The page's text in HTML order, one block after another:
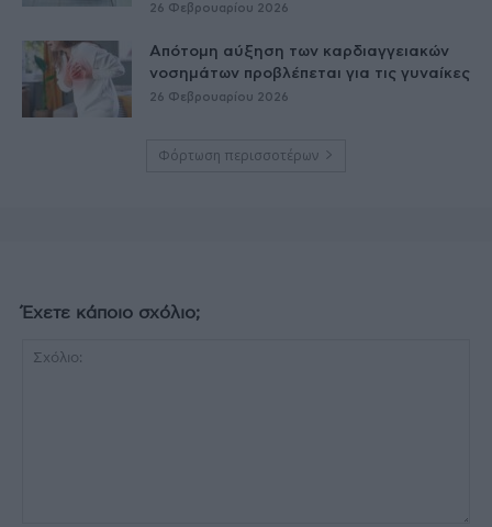
26 Φεβρουαρίου 2026
Απότομη αύξηση των καρδιαγγειακών
νοσημάτων προβλέπεται για τις γυναίκες
26 Φεβρουαρίου 2026
Φόρτωση περισσοτέρων
Έχετε κάποιο σχόλιο;